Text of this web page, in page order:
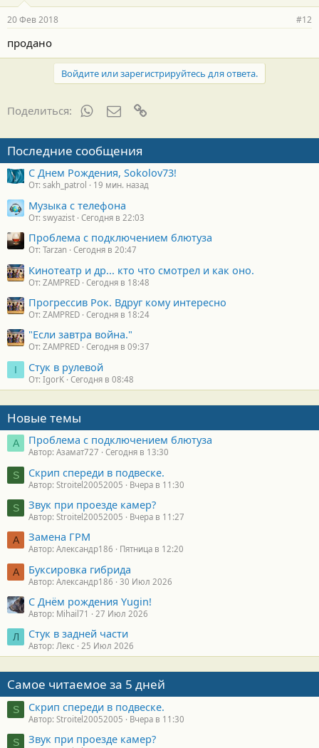
20 Фев 2018 #12
продано
Войдите или зарегистрируйтесь для ответа.
Поделиться: WhatsAppЭлектронная почта
Последние сообщения
С Днем Рождения, Sokolov73!
От: sakh_patrol 19 мин. назад
Музыка с телефона
От: swyazist Сегодня в 22:03
Проблема с подключением блютуза
От: Tarzan Сегодня в 20:47
Кинотеатр и др... кто что смотрел и как оно.
От: ZAMPRED Сегодня в 18:48
Прогрессив Рок. Вдруг кому интересно
От: ZAMPRED Сегодня в 18:24
"Если завтра война."
От: ZAMPRED Сегодня в 09:37
I Стук в рулевой
От: IgorK Сегодня в 08:48
Новые темы
А Проблема с подключением блютуза
Автор: Азамат727 Сегодня в 13:30
S Скрип спереди в подвеске.
Автор: Stroitel20052005 Вчера в 11:30
S Звук при проезде камер?
Автор: Stroitel20052005 Вчера в 11:27
А Замена ГРМ
Автор: Александр186 Пятница в 12:20
А Буксировка гибрида
Автор: Александр186 30 Июл 2026
С Днём рождения Yugin!
Автор: Mihail71 27 Июл 2026
Л Стук в задней части
Автор: Лекс 25 Июл 2026
Самое читаемое за 5 дней
S Скрип спереди в подвеске.
Автор: Stroitel20052005 Вчера в 11:30
S Звук при проезде камер?